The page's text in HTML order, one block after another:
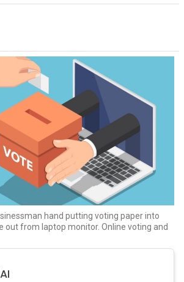
hand putting voting paper into
out from laptop monitor. Online voting and